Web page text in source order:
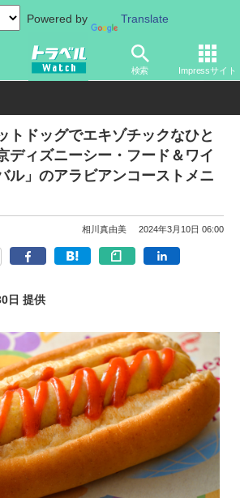
Powered by Translate
検索 Impressサイト
報 観光地 ディズニーリゾート
トドッグでエキゾチックなひと
ィズニーシー・フード＆ワイ
ル」のアラビアンコーストメニ
相川真由美 2024年3月10日 06:00
日 提供